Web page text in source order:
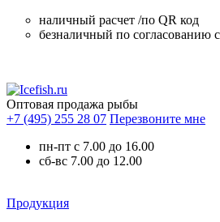
наличный расчет /по QR код
безналичный по согласованию
Оптовая продажа рыбы
+7 (495) 255 28 07 Перезвоните мне
пн-пт с 7.00 до 16.00
сб-вс 7.00 до 12.00
Продукция